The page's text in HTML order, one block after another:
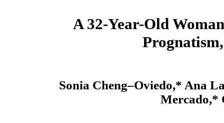
A 32-Year-Old
Sonia Cheng–Oviedo,* Ana
Mercado,*